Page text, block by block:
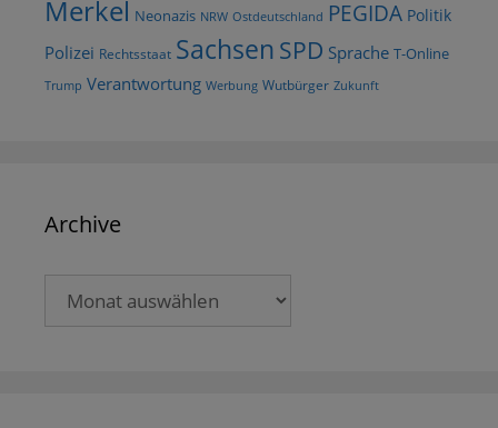
Merkel Neonazis NRW Ostdeutschland PEGIDA Politik
Polizei Rechtsstaat Sachsen SPD Sprache T-Online
Trump Verantwortung Werbung Wutbürger Zukunft
Archive